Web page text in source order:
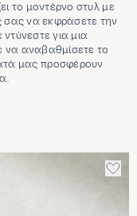
το μοντέρνο στυλ με
σας να εκφράσετε την
για μια
να αναβαθμίσετε το
μας προσφέρουν
ΣΤΑ